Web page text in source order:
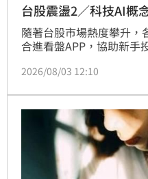
台股震盪2／科技AI概
隨著台股市場熱度攀升，
合進看盤APP，協助新手
時診斷，永豐「大戶投」
出自動化監控與財報分析
而，專家提醒AI模型多基
測黑天鵝事件，且數據更
場近期出現假冒券商的詐
官方認證APP，切勿輕
理性投資態度，才能在
2026/08/03 12:10